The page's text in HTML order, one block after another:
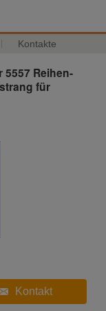
Kontakte
5557 Reihen-
für
Kontakt